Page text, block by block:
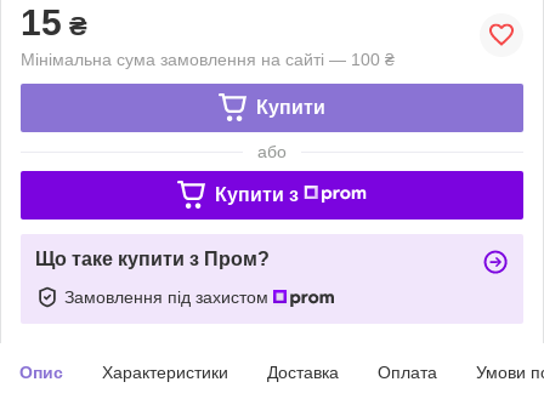
15 ₴
Мінімальна сума замовлення на сайті — 100 ₴
Купити
або
Купити з
Що таке купити з Пром?
Замовлення під захистом
Опис Характеристики Доставка Оплата Умови